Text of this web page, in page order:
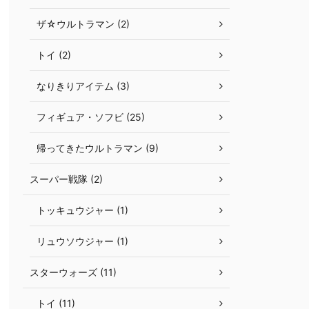
ザ☆ウルトラマン (2)
トイ (2)
なりきりアイテム (3)
フィギュア・ソフビ (25)
帰ってきたウルトラマン (9)
スーパー戦隊 (2)
トッキュウジャー (1)
リュウソウジャー (1)
スターウォーズ (11)
トイ (11)